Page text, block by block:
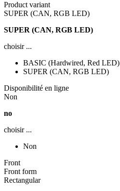
Product variant
SUPER (CAN, RGB LED)
SUPER (CAN, RGB LED)
choisir ...
BASIC (Hardwired, Red LED)
SUPER (CAN, RGB LED)
Disponibilité en ligne
Non
no
choisir ...
Non
Front
Front form
Rectangular